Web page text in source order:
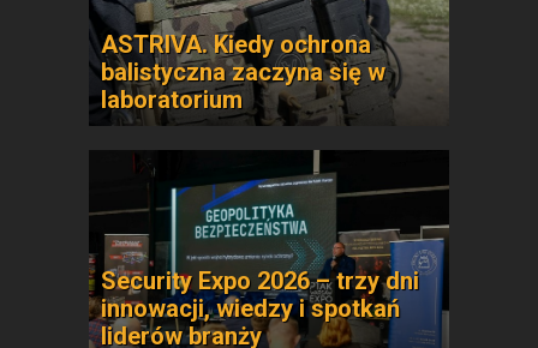
ASTRIVA. Kiedy ochrona
balistyczna zaczyna się w
laboratorium
Security Expo 2026 – trzy dni
innowacji, wiedzy i spotkań
liderów branży